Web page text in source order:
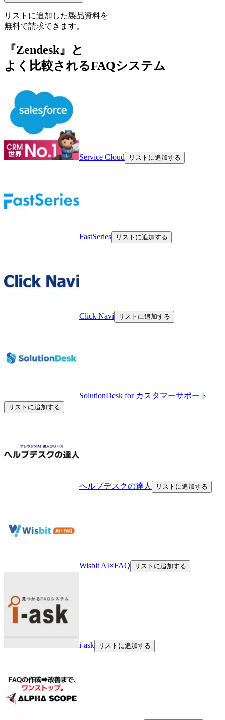
リストに追加した製品資料を
無料で請求できます。
『Zendesk』と
よく比較されるFAQシステム
Service Cloud リストに追加する
FastSeries リストに追加する
Click Navi リストに追加する
SolutionDesk for カスタマーサポート
リストに追加する
ヘルプデスクの達人 リストに追加する
Wisbit AI×FAQ リストに追加する
i-ask リストに追加する